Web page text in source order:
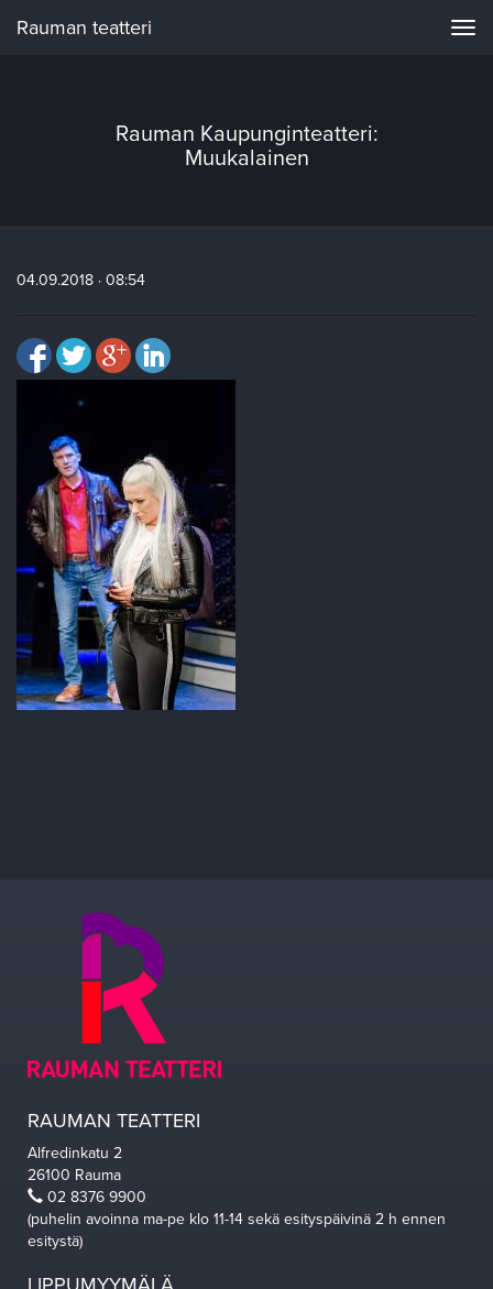
Rauman teatteri
Rauman Kaupunginteatteri:
Muukalainen
04.09.2018 · 08:54
RAUMAN TEATTERI
Alfredinkatu 2
26100 Rauma
02 8376 9900
(puhelin avoinna ma-pe klo 11-14 sekä esityspäivinä 2 h ennen
esitystä)